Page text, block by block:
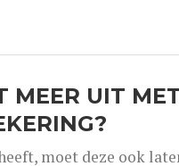
MEER UIT
moet deze ook